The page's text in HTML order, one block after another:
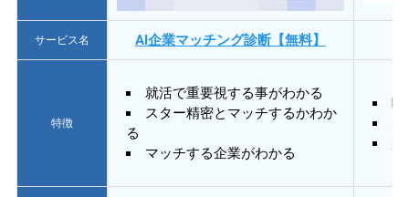
サービス名 AI企業マッチング診断【無料】
特徴
就活で重要視する事がわかる
スター精密とマッチするかわか
る
マッチする企業がわかる
質